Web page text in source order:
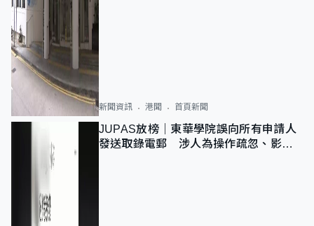
新聞資訊 港聞 首頁新聞
JUPAS放榜｜東華學院誤向所有申請人
發送取錄電郵 涉人為操作疏忽、影響